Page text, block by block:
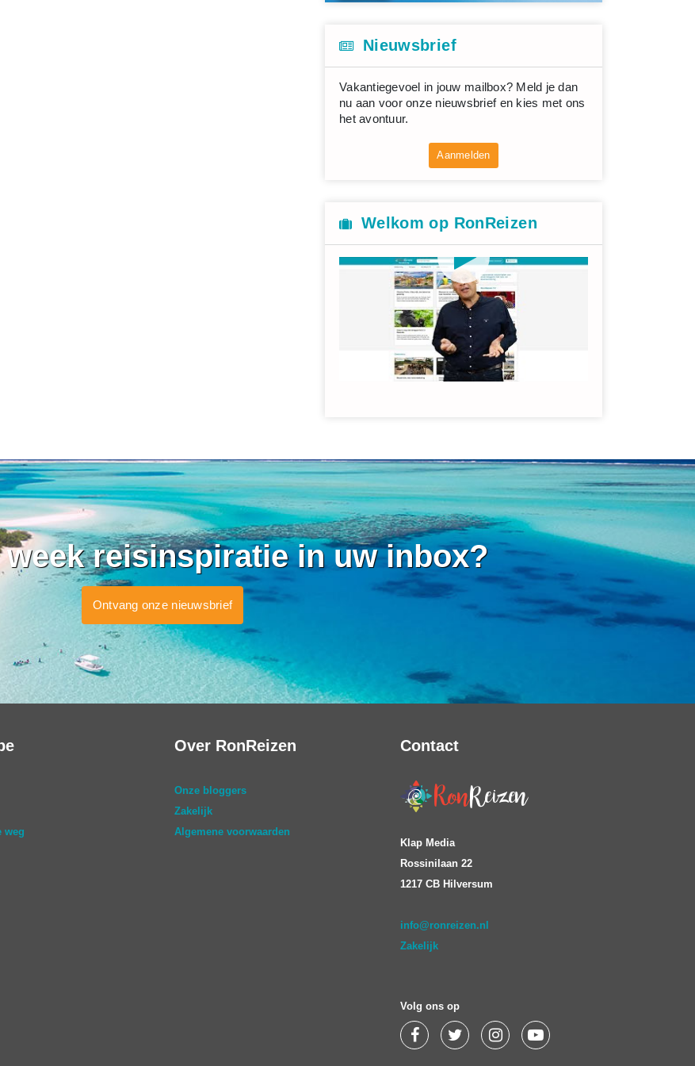
Nieuwsbrief
Vakantiegevoel in jouw mailbox? Meld je dan
nu aan voor onze nieuwsbrief en kies met ons
het avontuur.
Aanmelden
Welkom op RonReizen
reisinspiratie in uw inbox?
Ontvang onze nieuwsbrief
weg
Over RonReizen
Onze bloggers
Zakelijk
Algemene voorwaarden
Contact
Klap Media
Rossinilaan 22
1217 CB Hilversum
info@ronreizen.nl
Zakelijk
Volg ons op